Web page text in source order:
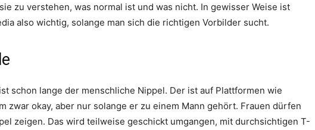
zu verstehen, was normal ist und was nicht. In gewisser Weise ist
also wichtig, solange man sich die richtigen Vorbilder sucht.
schon lange der menschliche Nippel. Der ist auf Plattformen wie
zwar okay, aber nur solange er zu einem Mann gehört. Frauen dürfen
zeigen. Das wird teilweise geschickt umgangen, mit durchsichtigen T-